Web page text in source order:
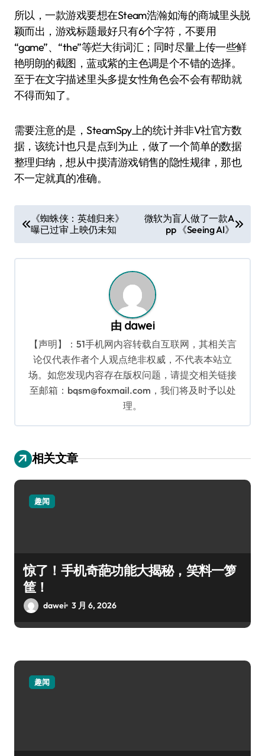
所以，一款游戏要想在Steam浩瀚如海的商城里头脱
颖而出，游戏标题最好只有6个字符，不要用
“game”、“the”等烂大街词汇；同时尽量上传一些鲜
艳明朗的截图，蓝或紫的主色调是个不错的选择。
至于在文字描述里头多提女性角色会不会有帮助就
不得而知了。
需要注意的是，SteamSpy上的统计并非V社官方数
据，该统计也只是点到为止，做了一个简单的数据
整理归纳，想从中摸清游戏销售的隐性规律，那也
不一定就真的准确。
章
导
《蜘蛛侠：英雄归来》
曝已过审 上映仍未知
微软为盲人做了一款A
pp 《Seeing AI》
由 dawei
【声明】：51手机网内容转载自互联网，其相关言
论仅代表作者个人观点绝非权威，不代表本站立
场。如您发现内容存在版权问题，请提交相关链接
至邮箱：bqsm@foxmail.com，我们将及时予以处
理。
相关文章
趣闻
惊了！手机奇葩功能大揭秘，笑料一箩
筐！
dawei 3 月 6, 2026
趣闻